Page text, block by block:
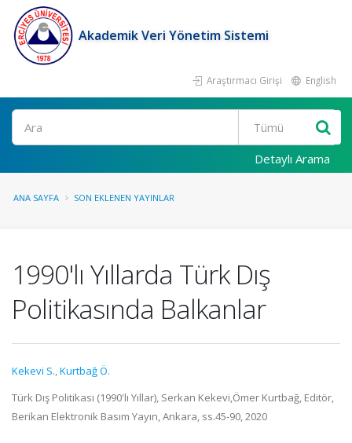
Akademik Veri Yönetim Sistemi
Araştırmacı Girişi English
Ara
Detaylı Arama
ANA SAYFA SON EKLENEN YAYINLAR
1990'lı Yıllarda Türk Dış
Politikasında Balkanlar
Kekevi S.,Kurtbağ Ö.
Türk Dış Politikası (1990'lı Yıllar), Serkan Kekevi,Ömer Kurtbağ, Editör,
Berikan Elektronik Basım Yayın, Ankara, ss.45-90, 2020